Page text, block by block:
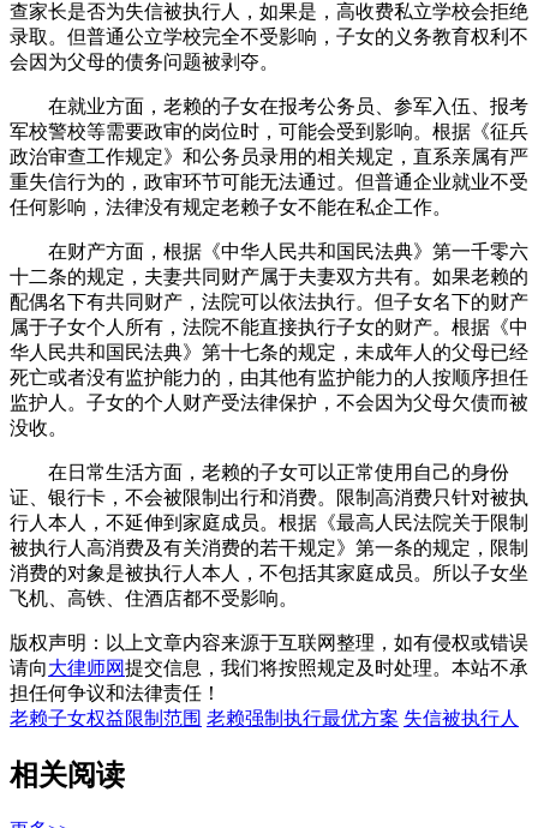
查家长是否为失信被执行人，如果是，高收费私立学校会拒绝
录取。但普通公立学校完全不受影响，子女的义务教育权利不
会因为父母的债务问题被剥夺。
在就业方面，老赖的子女在报考公务员、参军入伍、报考
军校警校等需要政审的岗位时，可能会受到影响。根据《征兵
政治审查工作规定》和公务员录用的相关规定，直系亲属有严
重失信行为的，政审环节可能无法通过。但普通企业就业不受
任何影响，法律没有规定老赖子女不能在私企工作。
在财产方面，根据《中华人民共和国民法典》第一千零六
十二条的规定，夫妻共同财产属于夫妻双方共有。如果老赖的
配偶名下有共同财产，法院可以依法执行。但子女名下的财产
属于子女个人所有，法院不能直接执行子女的财产。根据《中
华人民共和国民法典》第十七条的规定，未成年人的父母已经
死亡或者没有监护能力的，由其他有监护能力的人按顺序担任
监护人。子女的个人财产受法律保护，不会因为父母欠债而被
没收。
在日常生活方面，老赖的子女可以正常使用自己的身份
证、银行卡，不会被限制出行和消费。限制高消费只针对被执
行人本人，不延伸到家庭成员。根据《最高人民法院关于限制
被执行人高消费及有关消费的若干规定》第一条的规定，限制
消费的对象是被执行人本人，不包括其家庭成员。所以子女坐
飞机、高铁、住酒店都不受影响。
版权声明：以上文章内容来源于互联网整理，如有侵权或错误
请向大律师网提交信息，我们将按照规定及时处理。本站不承
担任何争议和法律责任！
老赖子女权益限制范围 老赖强制执行最优方案 失信被执行人
相关阅读